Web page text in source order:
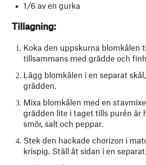
1/6 av en gurka
Tillagning:
Koka den uppskurna blomkålen
tillsammans med grädde och
Lägg blomkålen i en separat
grädden.
Mixa blomkålen med en
grädden lite i taget tills purén är
smör, salt och peppar.
Stek den hackade chorizon i
krispig. Ställ åt sidan i en separat